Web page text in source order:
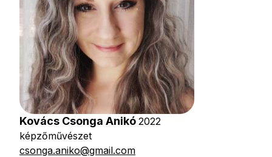
Kovács Csonga Anikó 2022
képzőművészet
csonga.aniko@gmail.com